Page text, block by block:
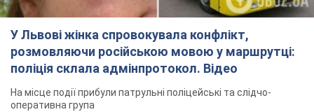
У Львові жінка спровокувала конфлікт,
розмовляючи російською мовою у маршрутці:
поліція склала адмінпротокол. Відео
На місце події прибули патрульні поліцейські та слідчо-
оперативна група